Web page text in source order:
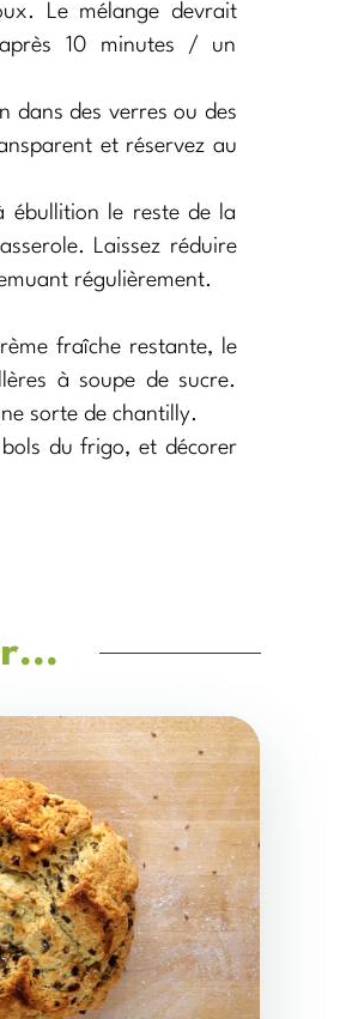
Le mélange devrait
après 10 minutes / un
dans des verres ou des
et réservez au
ébullition le reste de la
Laissez réduire
régulièrement.
fraîche restante, le
à soupe de sucre.
sorte de chantilly.
bols du frigo, et décorer